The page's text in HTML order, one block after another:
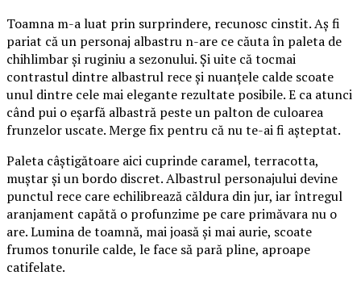
Toamna m-a luat prin surprindere, recunosc cinstit. Aș fi
pariat că un personaj albastru n-are ce căuta în paleta de
chihlimbar și ruginiu a sezonului. Și uite că tocmai
contrastul dintre albastrul rece și nuanțele calde scoate
unul dintre cele mai elegante rezultate posibile. E ca atunci
când pui o eșarfă albastră peste un palton de culoarea
frunzelor uscate. Merge fix pentru că nu te-ai fi așteptat.
Paleta câștigătoare aici cuprinde caramel, terracotta,
muștar și un bordo discret. Albastrul personajului devine
punctul rece care echilibrează căldura din jur, iar întregul
aranjament capătă o profunzime pe care primăvara nu o
are. Lumina de toamnă, mai joasă și mai aurie, scoate
frumos tonurile calde, le face să pară pline, aproape
catifelate.